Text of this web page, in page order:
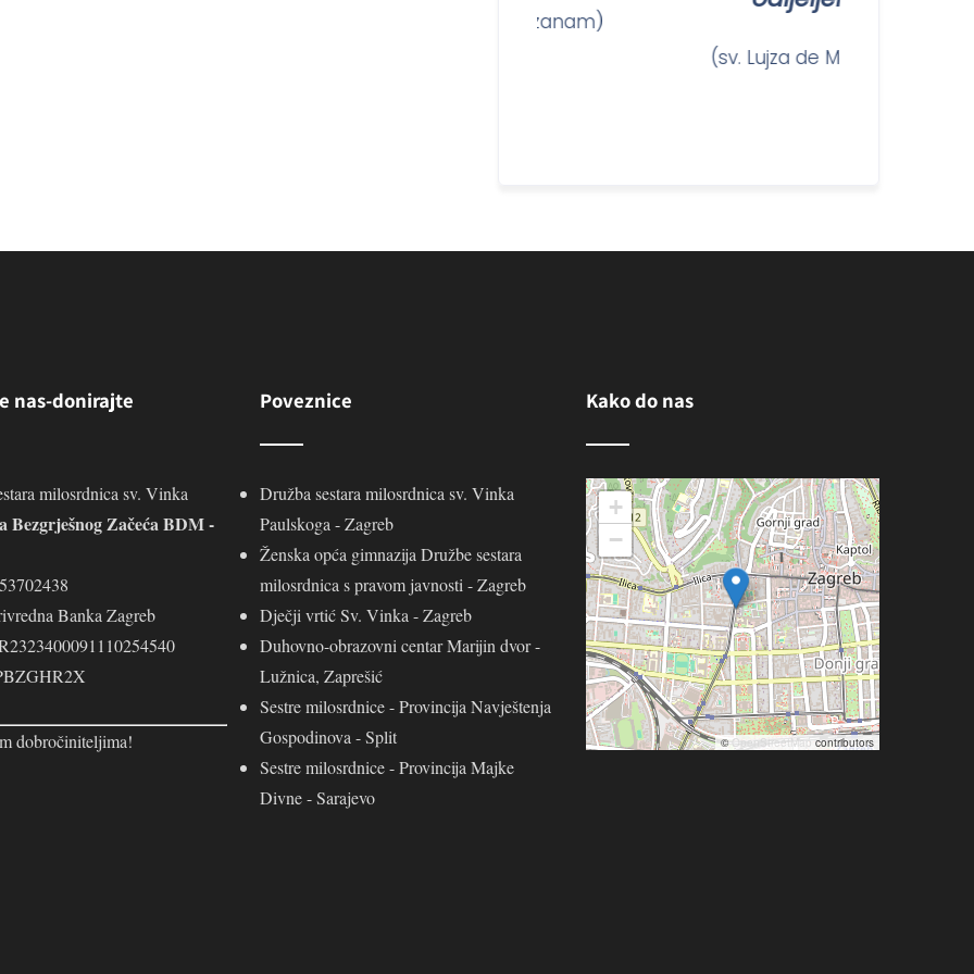
(bl. Frederik Ozanam)
(sv. Lujza de Marillac)
nas-donirajte
milosrdnica sv. Vinka
Bezgrješnog Začeća BDM -
Banka Zagreb
dobročiniteljima!
Poveznice
Družba sestara milosrdnica sv. Vinka
Paulskoga - Zagreb
Ženska opća gimnazija Družbe sestara
milosrdnica s pravom javnosti - Zagreb
Dječji vrtić Sv. Vinka - Zagreb
Duhovno-obrazovni centar Marijin dvor -
Lužnica, Zaprešić
Sestre milosrdnice - Provincija Navještenja
Gospodinova - Split
Sestre milosrdnice - Provincija Majke
Divne - Sarajevo
Kako do nas
+
−
©OpenStreetMapcontributors